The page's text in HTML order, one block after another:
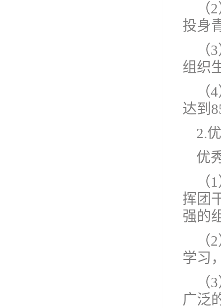
投身
组织
达到
2.
优
挥团
强的
学习
广泛